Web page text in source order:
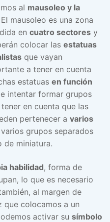
al mausoleo y la
mausoleo es una zona
en cuatro sectores y
colocar las estatuas
que vayan
a tener en cuenta
estatuas en función
intentar formar grupos
en cuenta que las
pertenecer a varios
grupos separados
de miniatura.
habilidad, forma de
lo que es necesario
al margen de
que colocamos a un
activar su símbolo